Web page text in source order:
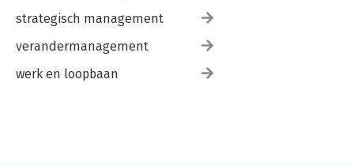
strategisch management
verandermanagement
werk en loopbaan